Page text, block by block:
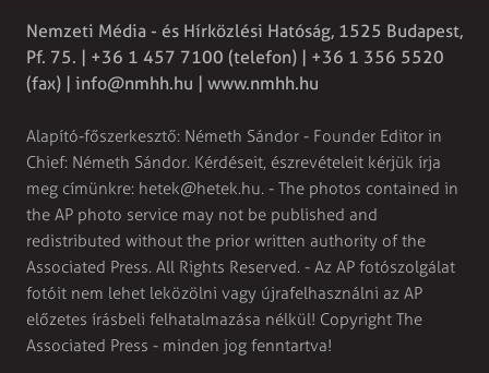
Nemzeti Média - és Hírközlési Hatóság, 1525 Budapest,
Pf. 75. | +36 1 457 7100 (telefon) | +36 1 356 5520
(fax) | info@nmhh.hu | www.nmhh.hu
Alapító-főszerkesztő: Németh Sándor - Founder Editor in
Chief: Németh Sándor. Kérdéseit, észrevételeit kérjük írja
meg címünkre: hetek@hetek.hu. - The photos contained in
the AP photo service may not be published and
redistributed without the prior written authority of the
Associated Press. All Rights Reserved. - Az AP fotószolgálat
fotóit nem lehet leközölni vagy újrafelhasználni az AP
előzetes írásbeli felhatalmazása nélkül! Copyright The
Associated Press - minden jog fenntartva!